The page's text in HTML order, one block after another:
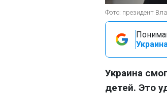
Фото: президент
Украина
детей. Это